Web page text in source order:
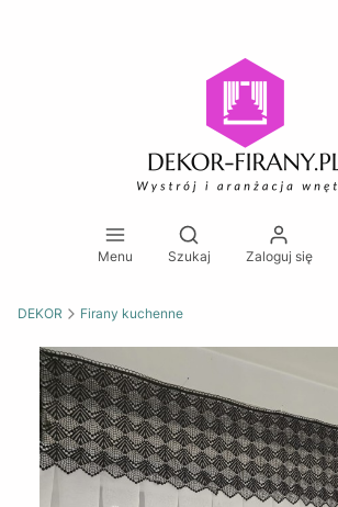
Menu
Otwórz wyszukiwarkę
Szukaj Zaloguj się
DEKOR Firany kuchenne